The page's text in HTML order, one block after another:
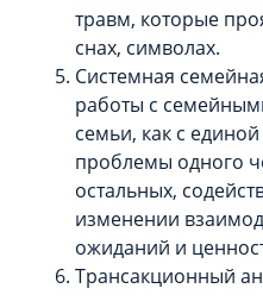
травм, которые
снах, символах.
Системная
работы с
семьи, как с
проблемы одного
остальных,
изменении
ожиданий и
Трансакционный